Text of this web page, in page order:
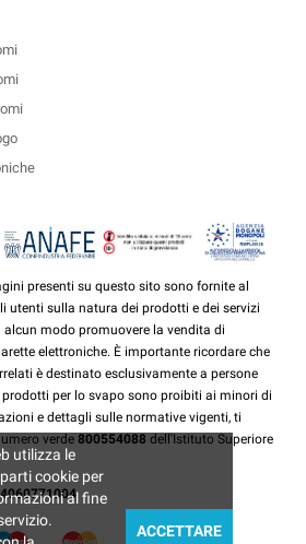
presenti su questo sito sono fornite al
utenti sulla natura dei prodotti e dei servizi
modo promuovere la vendita di
elettroniche. È importante ricordare che
è destinato esclusivamente a persone
per lo svapo sono proibiti ai minori di
e dettagli sulle normative vigenti, ti
verde 800554088 dell'Istituto Superiore
utilizza le
cookie per
al fine
ACCETTARE